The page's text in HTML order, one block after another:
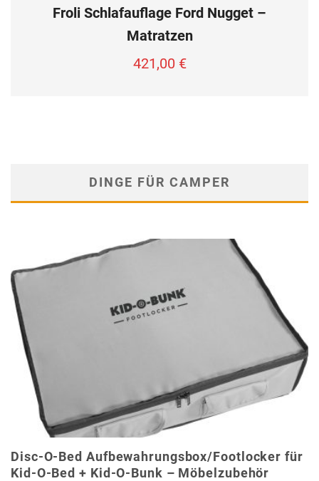
Froli Schlafauflage Ford Nugget –
Matratzen
421,00 €
DINGE FÜR CAMPER
Disc-O-Bed Aufbewahrungsbox/Footlocker für
Kid-O-Bed + Kid-O-Bunk – Möbelzubehör